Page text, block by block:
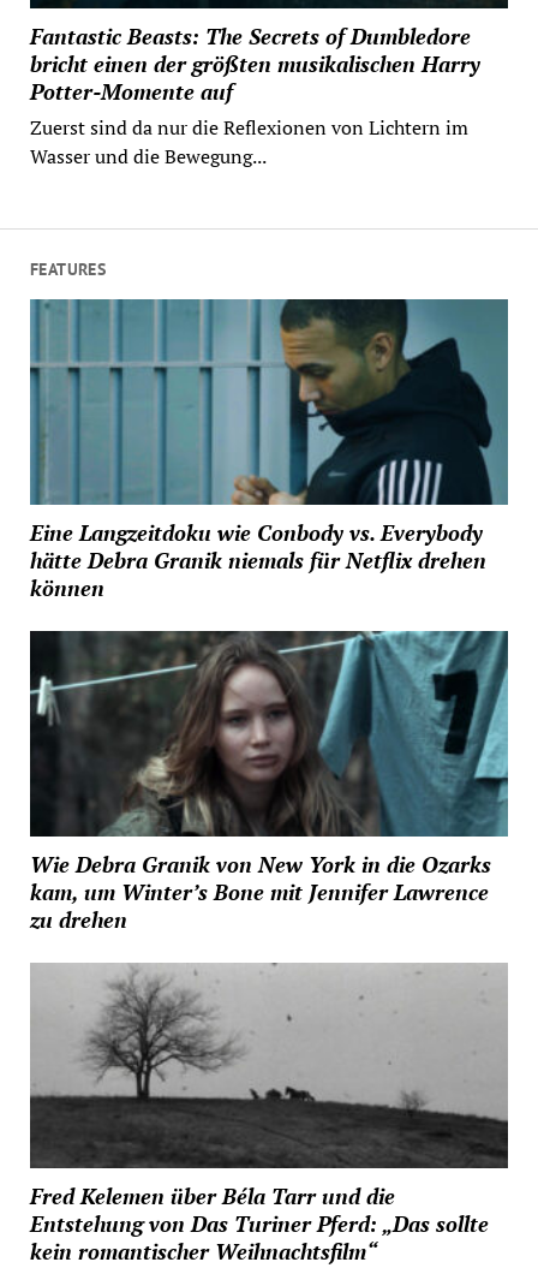
Fantastic Beasts: The Secrets of Dumbledore
bricht einen der größten musikalischen Harry
Potter-Momente auf
Zuerst sind da nur die Reflexionen von Lichtern im
Wasser und die Bewegung...
FEATURES
Eine Langzeitdoku wie Conbody vs. Everybody
hätte Debra Granik niemals für Netflix drehen
können
Wie Debra Granik von New York in die Ozarks
kam, um Winter’s Bone mit Jennifer Lawrence
zu drehen
Fred Kelemen über Béla Tarr und die
Entstehung von Das Turiner Pferd: „Das sollte
kein romantischer Weihnachtsfilm“